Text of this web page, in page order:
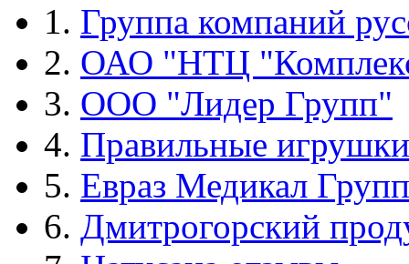
1. Группа компаний
2. ОАО "НТЦ
3. ООО "Лидер Групп"
4. Правильные игрушки
5. Евраз Медикал Групп
6. Дмитрогорский